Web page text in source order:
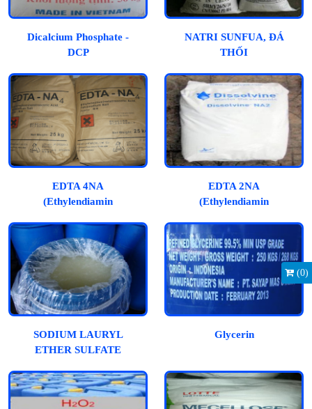
(0)
Dicalcium Phosphate -
DCP
NATRI SUNFUA, ĐÁ
THỐI
EDTA 4NA
(Ethylendiamin
EDTA 2NA
(Ethylendiamin
SODIUM LAURYL
ETHER SULFATE
Glycerin